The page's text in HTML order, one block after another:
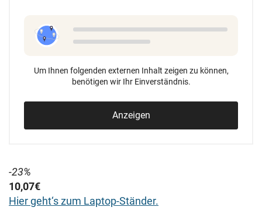
Um Ihnen folgenden externen Inhalt zeigen zu können,
benötigen wir Ihr Einverständnis.
Anzeigen
-23%
10,07€
Hier geht‘s zum Laptop-Ständer.